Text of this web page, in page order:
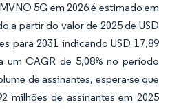
5G em 2026 é estimado em
a partir do valor de 2025 de USD
para 2031 indicando USD 17,89
um CAGR de 5,08% no período
de assinantes, espera-se que
milhões de assinantes em 2025